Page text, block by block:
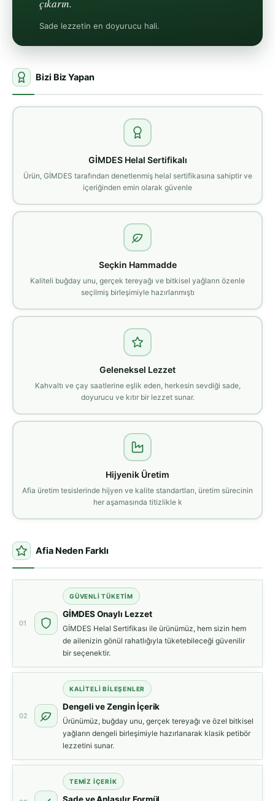
çıkarın.
Sade lezzetin en doyurucu hali.
Bizi Biz Yapan
GİMDES Helal Sertifikalı
Ürün, GİMDES tarafından denetlenmiş helal sertifikasına sahiptir ve
içeriğinden emin olarak güvenle
Seçkin Hammadde
Kaliteli buğday unu, gerçek tereyağı ve bitkisel yağların özenle
seçilmiş birleşimiyle hazırlanmıştı
Geleneksel Lezzet
Kahvaltı ve çay saatlerine eşlik eden, herkesin sevdiği sade,
doyurucu ve kıtır bir lezzet sunar.
Hijyenik Üretim
Afia üretim tesislerinde hijyen ve kalite standartları, üretim sürecinin
her aşamasında titizlikle k
Afia Neden Farklı
01
GÜVENLI TÜKETIM
GİMDES Onaylı Lezzet
GİMDES Helal Sertifikası ile ürünümüz, hem sizin hem
de ailenizin gönül rahatlığıyla tüketebileceği güvenilir
bir seçenektir.
02
KALITELI BILEŞENLER
Dengeli ve Zengin İçerik
Ürünümüz, buğday unu, gerçek tereyağı ve özel bitkisel
yağların dengeli birleşimiyle hazırlanarak klasik petibör
lezzetini sunar.
TEMIZ İÇERIK